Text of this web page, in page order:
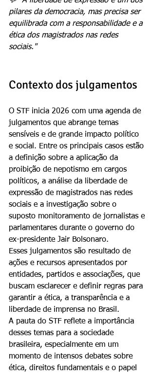
pilares da democracia, mas precisa ser
equilibrada com a responsabilidade e a
ética dos magistrados nas redes
sociais."
Contexto dos julgamentos
O STF inicia 2026 com uma agenda de
julgamentos que abrange temas
sensíveis e de grande impacto político
e social. Entre os principais casos estão
a definição sobre a aplicação da
proibição de nepotismo em cargos
políticos, a análise da liberdade de
expressão de magistrados nas redes
sociais e a investigação sobre o
suposto monitoramento de jornalistas e
parlamentares durante o governo do
ex-presidente Jair Bolsonaro.
Esses julgamentos são resultado de
ações e recursos apresentados por
entidades, partidos e associações, que
buscam esclarecer e definir regras para
garantir a ética, a transparência e a
liberdade de imprensa no Brasil.
A pauta do STF reflete a importância
desses temas para a sociedade
brasileira, especialmente em um
momento de intensos debates sobre
ética, direitos fundamentais e o papel